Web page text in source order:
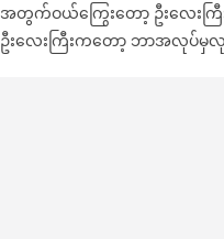
အတွက်ဝယ်ကြွေးတော့ ဦးလေးကြီ
ဦးလေးကြီးကတော့ ဘာအလုပ်မှလု